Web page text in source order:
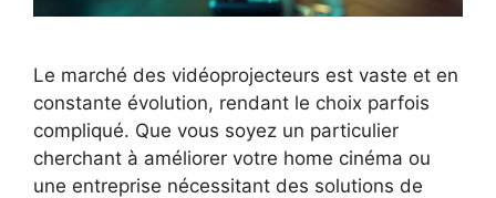
Le marché des vidéoprojecteurs est vaste et en
constante évolution, rendant le choix parfois
compliqué. Que vous soyez un particulier
cherchant à améliorer votre home cinéma ou
une entreprise nécessitant des solutions de